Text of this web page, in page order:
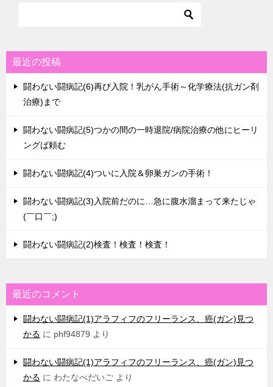
最近の投稿
闘わない闘病記(6)再び入院！乳がん手術～化学療法(抗ガン剤
治療)まで
闘わない闘病記(5)つかの間の一時退院/病院治療の他にヒーリ
ングば頼む
闘わない闘病記(4)ついに入院＆卵巣ガンの手術！
闘わない闘病記(3)入院前だのに…急に腹水溜まって来たじゃ
(￣口￣;)
闘わない闘病記(2)検査！検査！検査！
最近のコメント
闘わない闘病記(1)アラフィフのフリーランス、癌(ガン)見つ
かる に phf94879 より
闘わない闘病記(1)アラフィフのフリーランス、癌(ガン)見つ
かる に わたなべだいご より